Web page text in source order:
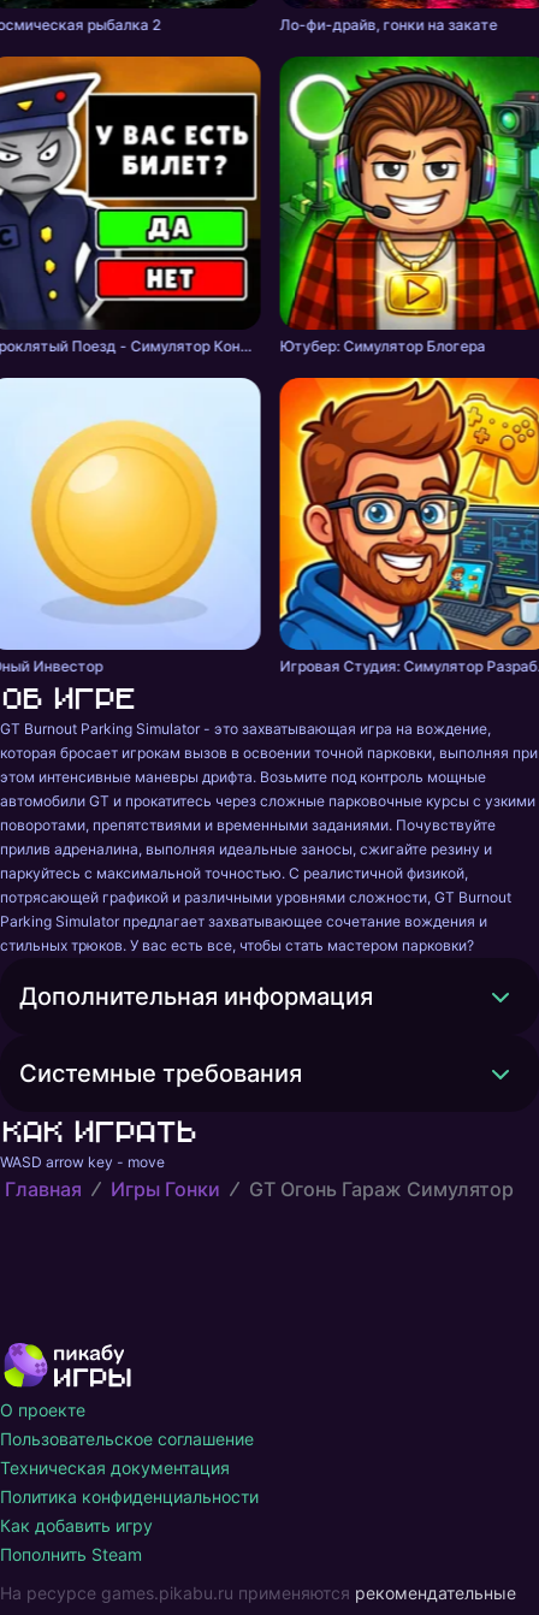
рыбалка 2 Ло-фи-драйв, гонки на закате
Проклятый Поезд - Симулятор Кондуктора Ютубер: Симулятор Блогера
Инвестор
Об игре
GT Burnout Parking Simulator - это захватывающая игра на вождение,
которая бросает игрокам вызов в освоении точной парковки, выполняя при
этом интенсивные маневры дрифта. Возьмите под контроль мощные
автомобили GT и прокатитесь через сложные парковочные курсы с узкими
поворотами, препятствиями и временными заданиями. Почувствуйте
прилив адреналина, выполняя идеальные заносы, сжигайте резину и
паркуйтесь с максимальной точностью. С реалистичной физикой,
потрясающей графикой и различными уровнями сложности, GT Burnout
Parking Simulator предлагает захватывающее сочетание вождения и
стильных трюков. У вас есть все, чтобы стать мастером парковки?
Дополнительная информация
Системные требования
Как играть
WASD arrow key - move
Главная Игры Гонки GT Огонь Гараж Симулятор
О проекте
Пользовательское соглашение
Техническая документация
Политика конфиденциальности
Как добавить игру
Пополнить Steam
На ресурсе games.pikabu.ru применяются рекомендательные